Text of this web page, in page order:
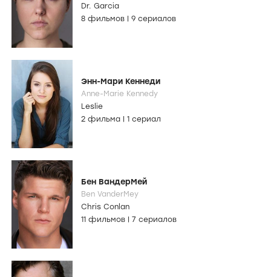
Dr. Garcia
8 фильмов
9 сериалов
Энн-Мари Кеннеди
Anne-Marie Kennedy
Leslie
2 фильма
1 сериал
Бен ВандерМей
Ben VanderMey
Chris Conlan
11 фильмов
7 сериалов